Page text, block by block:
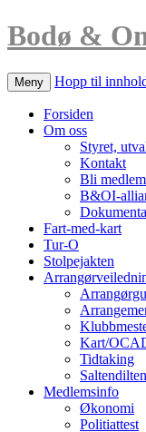
Bodø &
Meny Hopp til
Forsiden
Om oss
Styret,
Kontakt
Bli medlem
B&OI-
Fart-med-kart
Tur-O
Stolpejakten
Kart/
Tidtaking
Saltendilten
Medlemsinfo
Økonomi
Politiattest